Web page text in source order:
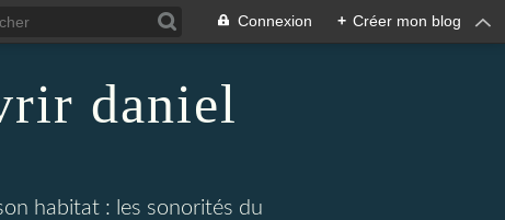
Connexion + Créer mon blog
daniel
habitat : les sonorités du